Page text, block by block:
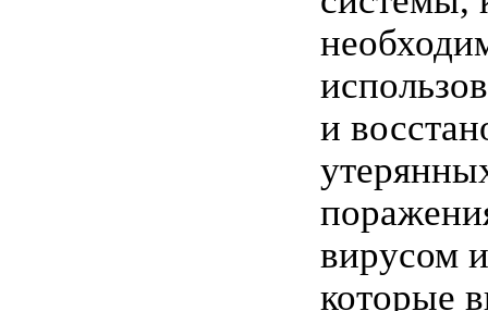
и
вирусом
которые